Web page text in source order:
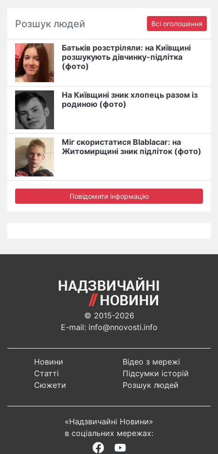
Розшук людей Всі оголошення
Батьків розстріляли: на Київщині
розшукують дівчинку-підлітка
(фото)
На Київщині зник хлопець разом із
родиною (фото)
Міг скористатися Blablacar: на
Житомирщині зник підліток (фото)
Повідомити інформацію
© 2015-2026
E-mail: info@nnovosti.info
Новини
Статті
Сюжети
Відео з мережі
Підсумки історій
Розшук людей
«Надзвичайні Новини»
в соціальних мережах: